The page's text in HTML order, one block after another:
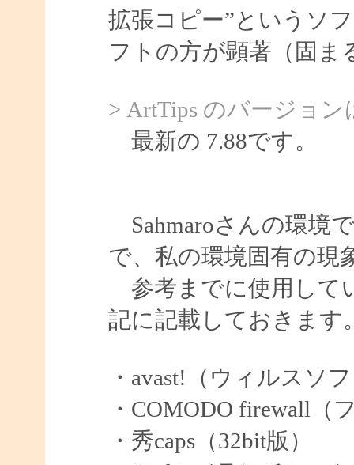
拡張コピー”というソ
フトの方が顕著（固ま
> ArtTips のバージョ
最新の 7.88です。
Sahmaroさんの環境
で、私の環境固有の現
参考までに使用して
記に記載しておきます
・avast!（ウィルスソ
・COMODO firewall
・秀caps（32bit版）